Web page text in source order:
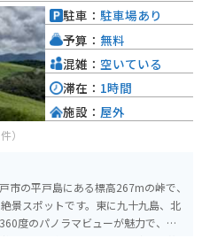
、国見湖畔公園も近くにあり、ピ
ンプ場も併設されており、アウトド
良好で、伊万里市内から車で約1時
）
市の平戸島にある標高267mの峠で、
景スポットです。東に九十九島、北
度のパノラマビューが魅力で、春に
駐車： 駐車場あり
予算： 無料
混雑： 空いている
滞在： 1時間
施設： 屋外